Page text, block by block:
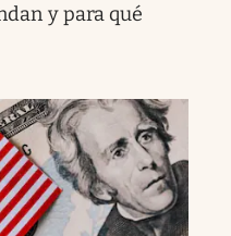
y para qué